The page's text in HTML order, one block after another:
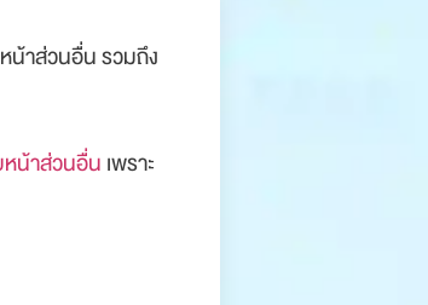
น้าส่วนอื่น รวมถึง
หน้าส่วนอื่น เพราะ